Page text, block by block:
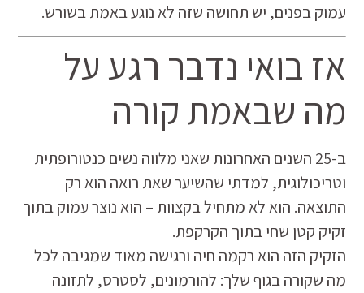
עמוק בפנים, יש תחושה שזה לא נוגע באמת בשורש.
אז בואי נדבר רגע על
מה שבאמת קורה
ב-25 השנים האחרונות שאני מלווה נשים כנטורופתית
וטריכולוגית, למדתי שהשיער שאת רואה הוא רק
התוצאה. הוא לא מתחיל בקצוות – הוא נוצר עמוק בתוך
זקיק קטן שחי בתוך הקרקפת.
הזקיק הזה הוא רקמה חיה ורגישה מאוד שמגיבה לכל
מה שקורה בגוף שלך: להורמונים, לסטרס, לתזונה